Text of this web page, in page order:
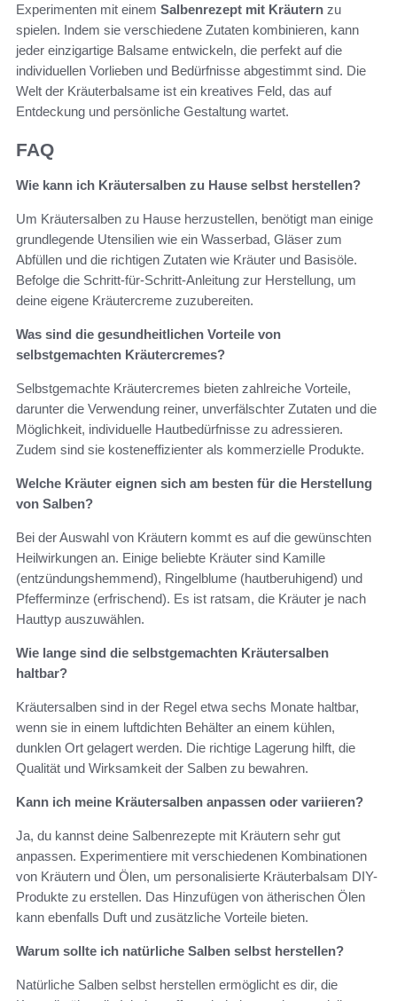
Experimenten mit einem Salbenrezept mit Kräutern zu
spielen. Indem sie verschiedene Zutaten kombinieren, kann
jeder einzigartige Balsame entwickeln, die perfekt auf die
individuellen Vorlieben und Bedürfnisse abgestimmt sind. Die
Welt der Kräuterbalsame ist ein kreatives Feld, das auf
Entdeckung und persönliche Gestaltung wartet.
FAQ
Wie kann ich Kräutersalben zu Hause selbst herstellen?
Um Kräutersalben zu Hause herzustellen, benötigt man einige
grundlegende Utensilien wie ein Wasserbad, Gläser zum
Abfüllen und die richtigen Zutaten wie Kräuter und Basisöle.
Befolge die Schritt-für-Schritt-Anleitung zur Herstellung, um
deine eigene Kräutercreme zuzubereiten.
Was sind die gesundheitlichen Vorteile von
selbstgemachten Kräutercremes?
Selbstgemachte Kräutercremes bieten zahlreiche Vorteile,
darunter die Verwendung reiner, unverfälschter Zutaten und die
Möglichkeit, individuelle Hautbedürfnisse zu adressieren.
Zudem sind sie kosteneffizienter als kommerzielle Produkte.
Welche Kräuter eignen sich am besten für die Herstellung
von Salben?
Bei der Auswahl von Kräutern kommt es auf die gewünschten
Heilwirkungen an. Einige beliebte Kräuter sind Kamille
(entzündungshemmend), Ringelblume (hautberuhigend) und
Pfefferminze (erfrischend). Es ist ratsam, die Kräuter je nach
Hauttyp auszuwählen.
Wie lange sind die selbstgemachten Kräutersalben
haltbar?
Kräutersalben sind in der Regel etwa sechs Monate haltbar,
wenn sie in einem luftdichten Behälter an einem kühlen,
dunklen Ort gelagert werden. Die richtige Lagerung hilft, die
Qualität und Wirksamkeit der Salben zu bewahren.
Kann ich meine Kräutersalben anpassen oder variieren?
Ja, du kannst deine Salbenrezepte mit Kräutern sehr gut
anpassen. Experimentiere mit verschiedenen Kombinationen
von Kräutern und Ölen, um personalisierte Kräuterbalsam DIY-
Produkte zu erstellen. Das Hinzufügen von ätherischen Ölen
kann ebenfalls Duft und zusätzliche Vorteile bieten.
Warum sollte ich natürliche Salben selbst herstellen?
Natürliche Salben selbst herstellen ermöglicht es dir, die